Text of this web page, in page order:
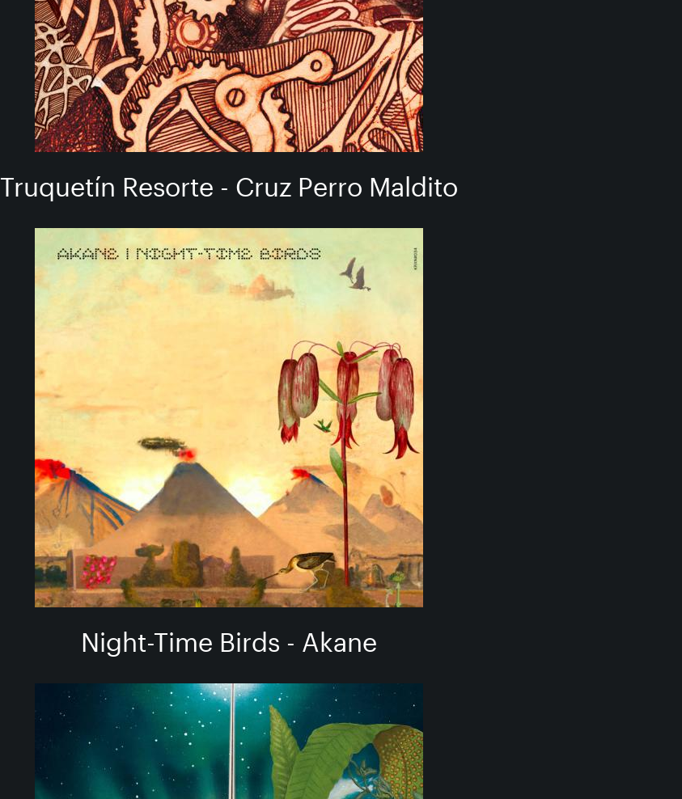
Truquetín Resorte - Cruz Perro Maldito
Night-Time Birds - Akane